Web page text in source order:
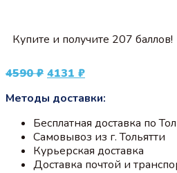
Купите и получите 207 баллов!
4590₽ Первоначальная
составляла
4131 ₽Текущая
4131 ₽.
Методы доставки:
Бесплатная доставка по
Самовывоз из г. Тольятти
Курьерская доставка
Доставка почтой и